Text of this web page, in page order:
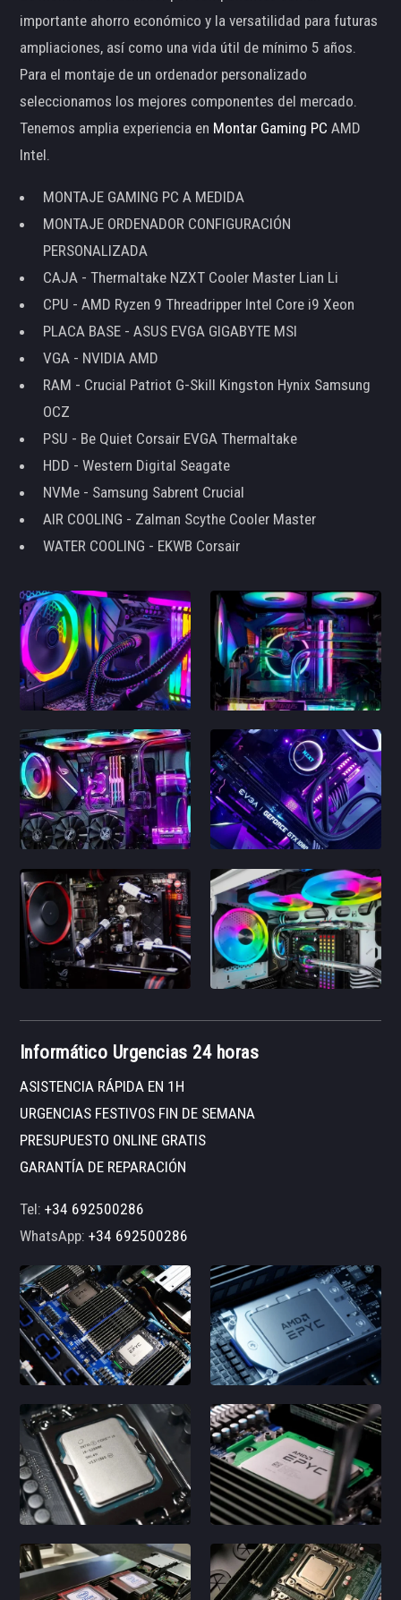
importante ahorro económico y la versatilidad para futuras
ampliaciones, así como una vida útil de mínimo 5 años.
Para el montaje de un ordenador personalizado
seleccionamos los mejores componentes del mercado.
Tenemos amplia experiencia en Montar Gaming PC AMD
Intel.
MONTAJE GAMING PC A MEDIDA
MONTAJE ORDENADOR CONFIGURACIÓN
PERSONALIZADA
CAJA - Thermaltake NZXT Cooler Master Lian Li
CPU - AMD Ryzen 9 Threadripper Intel Core i9 Xeon
PLACA BASE - ASUS EVGA GIGABYTE MSI
VGA - NVIDIA AMD
RAM - Crucial Patriot G-Skill Kingston Hynix Samsung
OCZ
PSU - Be Quiet Corsair EVGA Thermaltake
HDD - Western Digital Seagate
NVMe - Samsung Sabrent Crucial
AIR COOLING - Zalman Scythe Cooler Master
WATER COOLING - EKWB Corsair
Informático Urgencias 24 horas
ASISTENCIA RÁPIDA EN 1H
URGENCIAS FESTIVOS FIN DE SEMANA
PRESUPUESTO ONLINE GRATIS
GARANTÍA DE REPARACIÓN
Tel:+34 692500286
WhatsApp:+34 692500286